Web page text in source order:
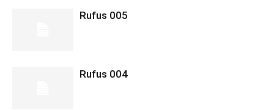
Rufus 005
Rufus 004